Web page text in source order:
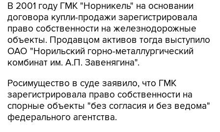
В 2001 году ГМК "Норникель" на основании
договора купли-продажи зарегистрировала
право собственности на железнодорожные
объекты. Продавцом активов тогда выступило
ОАО "Норильский горно-металлургический
комбинат им. А.П. Завенягина".
Росимущество в суде заявило, что ГМК
зарегистрировала право собственности на
спорные объекты "без согласия и без ведома"
федерального агентства.